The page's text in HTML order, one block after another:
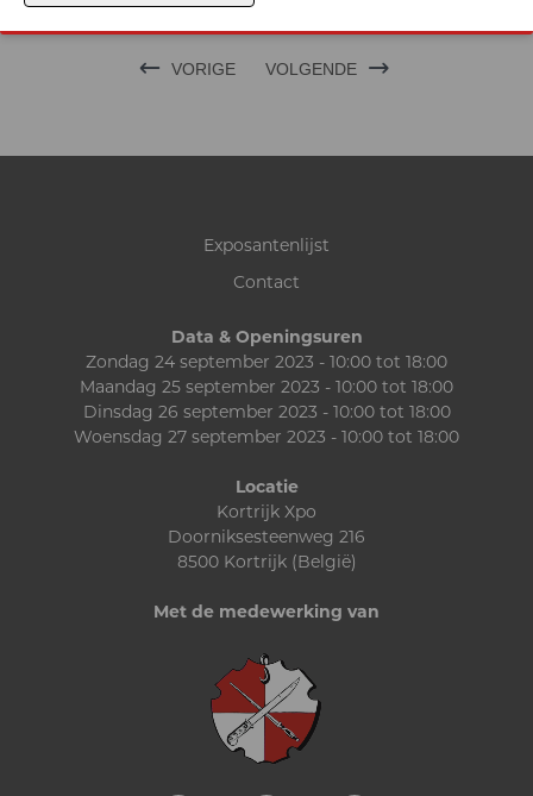
VORIGE VOLGENDE
Exposantenlijst
Contact
Data & Openingsuren
Zondag 24 september 2023 - 10:00 tot 18:00
Maandag 25 september 2023 - 10:00 tot 18:00
Dinsdag 26 september 2023 - 10:00 tot 18:00
Woensdag 27 september 2023 - 10:00 tot 18:00
Locatie
Kortrijk Xpo
Doorniksesteenweg 216
8500 Kortrijk (België)
Met de medewerking van